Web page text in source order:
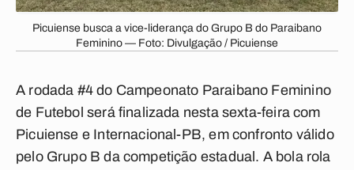
Picuiense busca a vice-liderança do Grupo B do Paraibano
Feminino — Foto: Divulgação / Picuiense
A rodada #4 do Campeonato Paraibano Feminino
de Futebol será finalizada nesta sexta-feira com
Picuiense e Internacional-PB, em confronto válido
pelo Grupo B da competição estadual. A bola rola